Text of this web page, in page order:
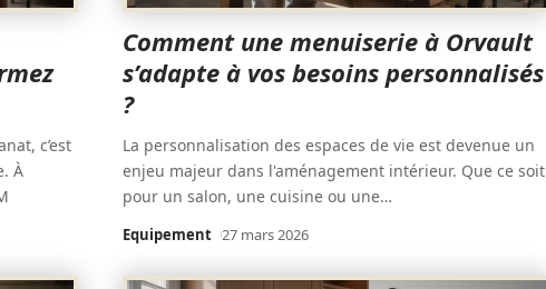
c’est
À
Comment une menuiserie à Orvault
s’adapte à vos besoins personnalisés
?
La personnalisation des espaces de vie est devenue un
enjeu majeur dans l'aménagement intérieur. Que ce soit
pour un salon, une cuisine ou une…
Equipement 27 mars 2026